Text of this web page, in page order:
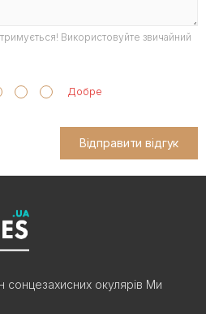
Використовуйте звичайний
Добре
Відправити відгук
сонцезахисних окулярів Ми